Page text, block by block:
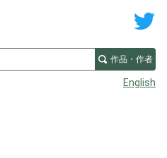
作品・作者
English